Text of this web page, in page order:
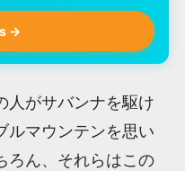
→
人がサバンナを駆け
ルマウンテンを思い
ろん、それらはこの